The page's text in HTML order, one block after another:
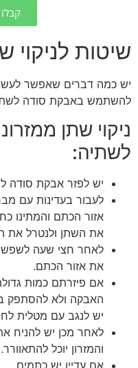
שיטות לניקוי
יש כמה דברים שאפשר
להשתמש באבקת סודה
ניקוי שתן
לשתיה:
יש לפזר אבקת סודה
לעבור בעדינות עם
אזור הכתם והמתינו
את השתן ולנטרל את
לאחר חצי שעה
את אזור הכתם.
אם פיזרתם כמות
האבקה ולא להסתפק
יש לנגב עם מטלית
לאחר מכן יש להניח
והמזרון יוכל להתאוורר.